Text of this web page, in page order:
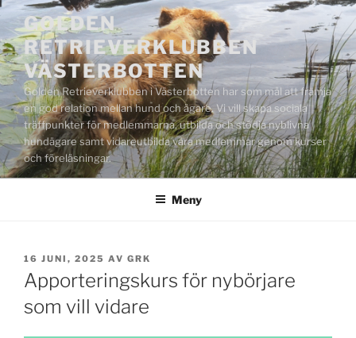
Hoppa
innehåll
GOLDEN
RETRIEVERKLUBBEN
VÄSTERBOTTEN
Golden Retrieverklubben i Västerbotten har som mål att främja
en god relation mellan hund och ägare. Vi vill skapa sociala
träffpunkter för medlemmarna, utbilda och stödja nyblivna
hundägare samt vidareutbilda våra medlemmar genom kurser
och föreläsningar.
Meny
PUBLICERAT
16 JUNI, 2025 AV GRK
Apporteringskurs för nybörjare
som vill vidare